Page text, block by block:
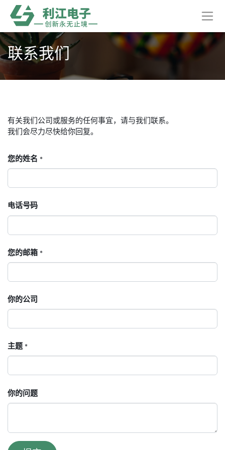
联系我们
有关我们公司或服务的任何事宜，请与我们联系。
我们会尽力尽快给你回复。
您的姓名 *
电话号码
您的邮箱 *
你的公司
主题 *
你的问题